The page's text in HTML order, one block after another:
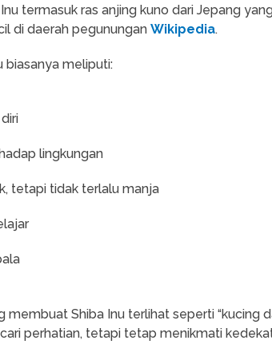
termasuk ras anjing kuno dari Jepang
di daerah pegunungan Wikipedia.
biasanya meliputi:
lingkungan
tetapi tidak terlalu manja
membuat Shiba Inu terlihat seperti “kucing
perhatian, tetapi tetap menikmati